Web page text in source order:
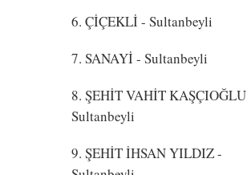
6. ÇİÇEKLİ- Sultanbeyli
7. SANAYİ- Sultanbeyli
8. ŞEHİT VAHİT KAŞÇIOĞLU
Sultanbeyli
9. ŞEHİT İHSAN YILDIZ-